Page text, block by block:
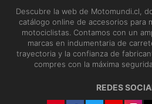
Descubre la web de Motomundi.cl,
catálogo online de accesorios para
motociclistas. Contamos con un
marcas en indumentaria de
trayectoria y la confianza de
compres con la máxima
REDES